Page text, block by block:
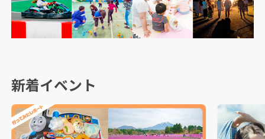
新着イベント